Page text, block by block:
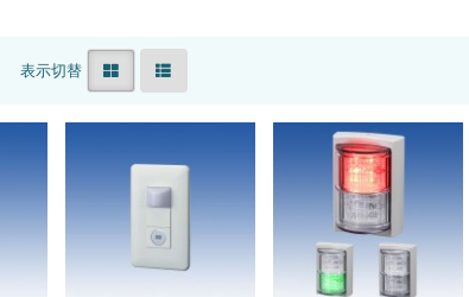
表示切替